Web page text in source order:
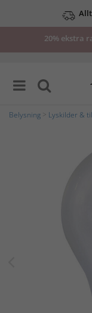
20% ekstra
Belysning Lyskilder &